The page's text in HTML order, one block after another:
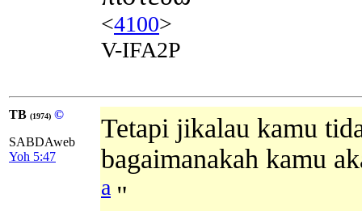
<4100>
V-IFA2P
TB (1974) ©
SABDAweb
Yoh 5:47
Tetapi jikalau kamu
bagaimanakah kamu
a "